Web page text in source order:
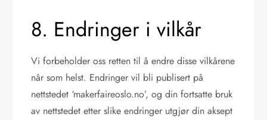
8. Endringer i vilkår
Vi forbeholder oss retten til å endre disse vilkårene
når som helst. Endringer vil bli publisert på
nettstedet ‘makerfaireoslo.no’, og din fortsatte bruk
av nettstedet etter slike endringer utgjør din aksept